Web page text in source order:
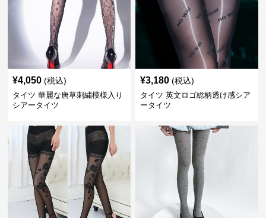
¥4,050 (税込)
タイツ 華麗な唐草刺繍模様入り
シアータイツ
¥3,180 (税込)
タイツ 英文ロゴ総柄透け感シア
ータイツ